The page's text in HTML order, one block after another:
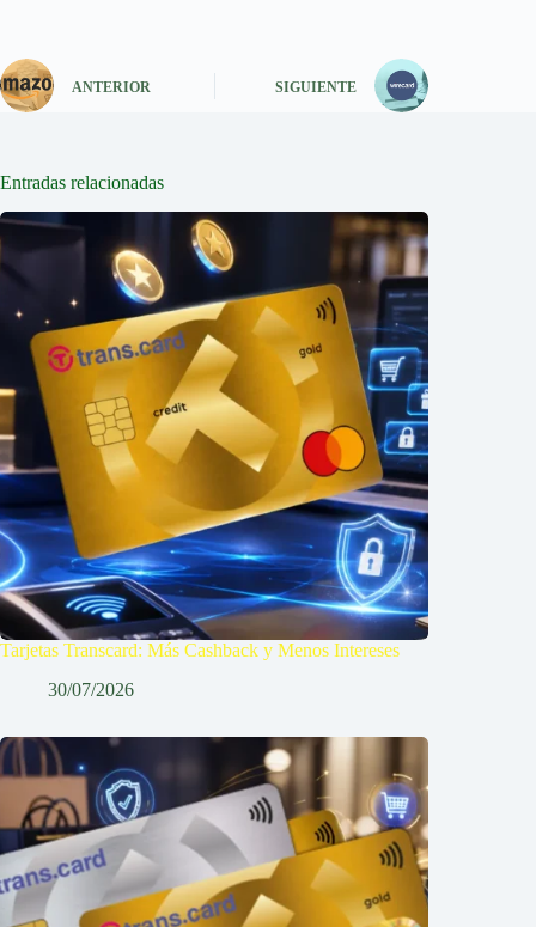
ANTERIOR SIGUIENTE
Entradas relacionadas
Tarjetas Transcard: Más Cashback y Menos Intereses
30/07/2026